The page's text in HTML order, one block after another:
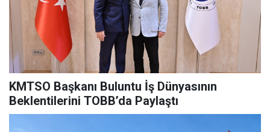
KMTSO Başkanı Buluntu İş Dünyasının
Beklentilerini TOBB’da Paylaştı